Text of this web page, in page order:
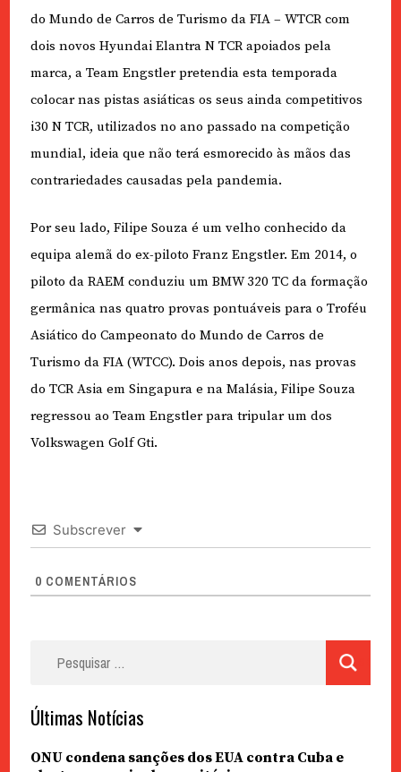
do Mundo de Carros de Turismo da FIA – WTCR com
dois novos Hyundai Elantra N TCR apoiados pela
marca, a Team Engstler pretendia esta temporada
colocar nas pistas asiáticas os seus ainda competitivos
i30 N TCR, utilizados no ano passado na competição
mundial, ideia que não terá esmorecido às mãos das
contrariedades causadas pela pandemia.
Por seu lado, Filipe Souza é um velho conhecido da
equipa alemã do ex-piloto Franz Engstler. Em 2014, o
piloto da RAEM conduziu um BMW 320 TC da formação
germânica nas quatro provas pontuáveis para o Troféu
Asiático do Campeonato do Mundo de Carros de
Turismo da FIA (WTCC). Dois anos depois, nas provas
do TCR Asia em Singapura e na Malásia, Filipe Souza
regressou ao Team Engstler para tripular um dos
Volkswagen Golf Gti.
Subscrever
0 COMENTÁRIOS
Últimas Notícias
ONU condena sanções dos EUA contra Cuba e